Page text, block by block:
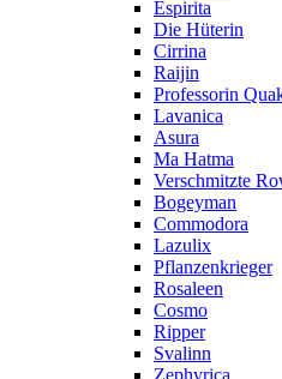
Espirita
Die Hüterin
Cirrina
Raijin
Professorin
Lavanica
Asura
Ma Hatma
Verschmitzte
Bogeyman
Commodora
Lazulix
Pflanzenkrieger
Rosaleen
Cosmo
Ripper
Svalinn